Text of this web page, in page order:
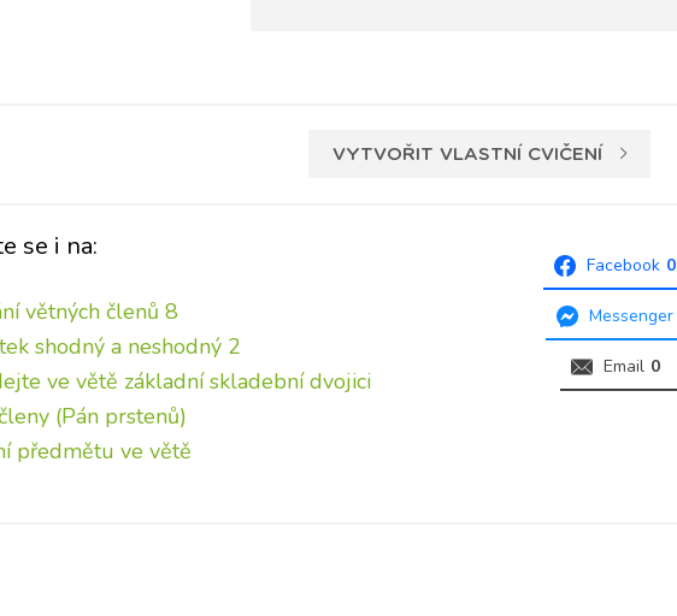
VYTVOŘIT VLASTNÍ CVIČENÍ
se i na:
větných členů 8
shodný a neshodný 2
ve větě základní skladební dvojici
(Pán prstenů)
předmětu ve větě
Facebook 0
Messenger
Email 0